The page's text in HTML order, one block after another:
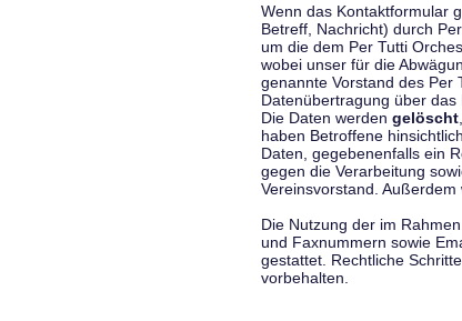
Wenn das Kontaktformular
Betreff, Nachricht) durch
um die dem Per Tutti
wobei unser für die
genannte Vorstand des Per
Datenübertragung über
Die Daten werden gelöscht
haben Betroffene
Daten, gegebenenfalls ein
gegen die Verarbeitung
Vereinsvorstand.
Die Nutzung der im
und Faxnummern sowie
gestattet. Rechtliche
vorbehalten.